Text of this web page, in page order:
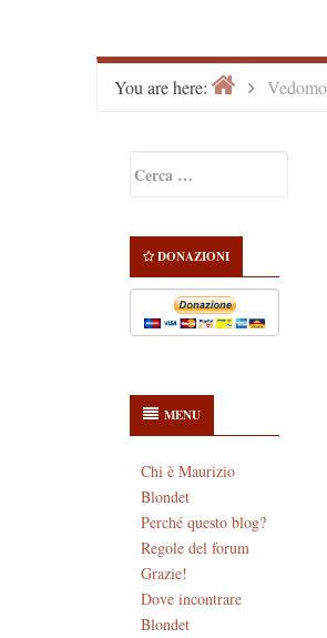
You are here: Home
Sidebar
per:
DONAZIONI
MENU
Chi è Maurizio
Blondet
Perché questo blog?
Regole del forum
Grazie!
Dove incontrare
Blondet